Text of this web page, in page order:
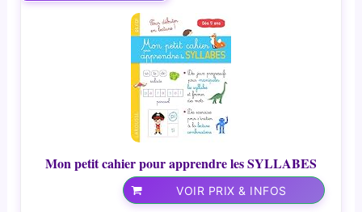
Mon petit cahier pour apprendre les SYLLABES
VOIR PRIX & INFOS